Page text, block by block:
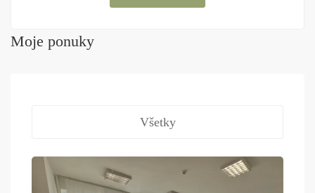
Moje ponuky
Všetky